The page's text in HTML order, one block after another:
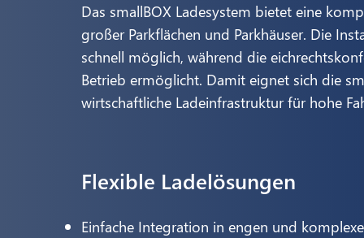
Das smallBOX Ladesystem bietet eine
großer Parkflächen und Parkhäuser. Die
schnell möglich, während die
Betrieb ermöglicht. Damit eignet sich die
wirtschaftliche Ladeinfrastruktur für hohe
Flexible Ladelösungen
Einfache Integration in engen und